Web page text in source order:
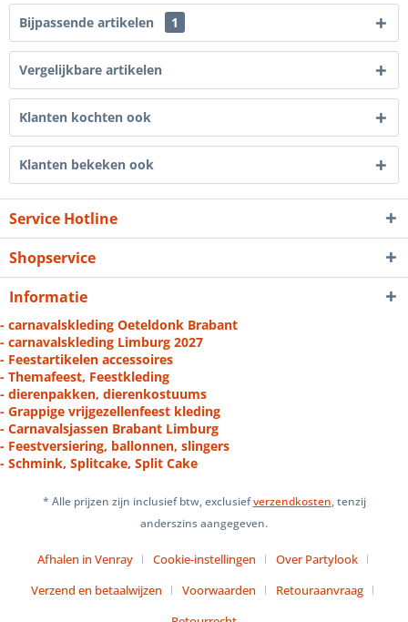
Bijpassende artikelen 1
Vergelijkbare artikelen
Klanten kochten ook
Klanten bekeken ook
Service Hotline
Shopservice
Informatie
- carnavalskleding Oeteldonk Brabant
- carnavalskleding Limburg 2027
- Feestartikelen accessoires
- Themafeest, Feestkleding
- dierenpakken, dierenkostuums
- Grappige vrijgezellenfeest kleding
- Carnavalsjassen Brabant Limburg
- Feestversiering, ballonnen, slingers
- Schmink, Splitcake, Split Cake
* Alle prijzen zijn inclusief btw, exclusiefverzendkosten, tenzij
anderszins aangegeven.
Afhalen in Venray Cookie-instellingen
Over Partylook
Verzend en betaalwijzen
Voorwaarden
Retouraanvraag